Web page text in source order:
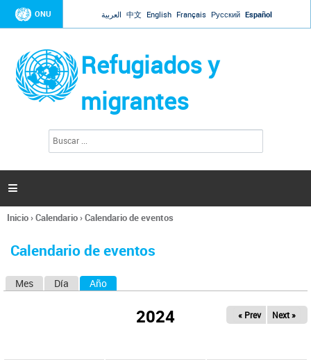
Jump to navigation
ONU العربية 中文 English Français Русский Español
Refugiados y
migrantes
l
s

Se
usted
Inicio›Calendario›Calendario de eventos
Calendario de eventos
Mes Día Año
2024 « Prev Next »